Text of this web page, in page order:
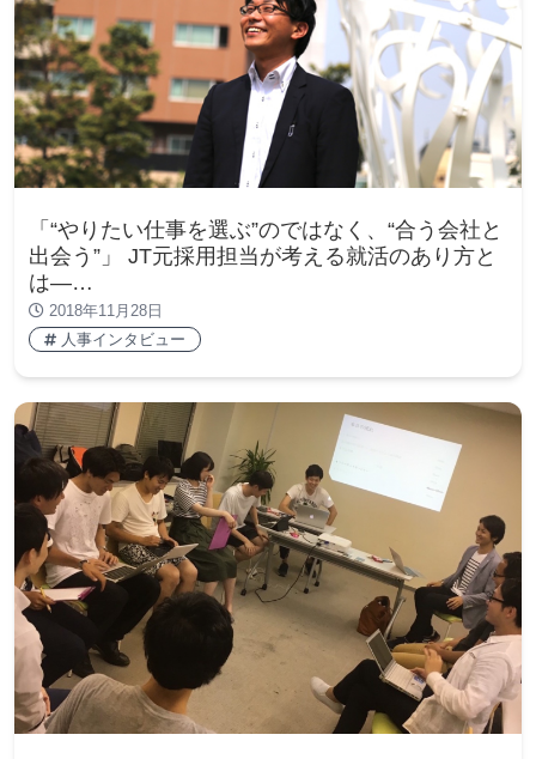
「“やりたい仕事を選ぶ”のではなく、“合う会社と
出会う”」 JT元採用担当が考える就活のあり方と
は―…
2018年11月28日
人事インタビュー